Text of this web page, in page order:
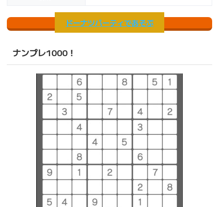
ドーナツパーティであそぶ
ナンプレ1000！